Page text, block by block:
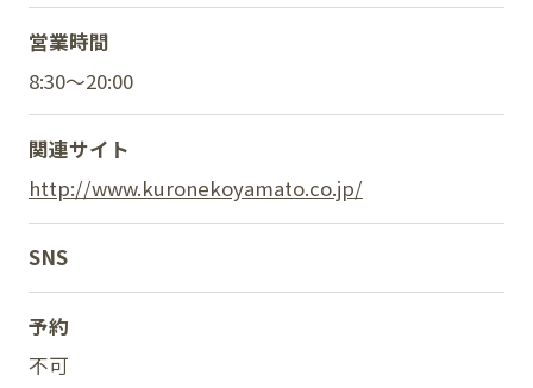
営業時間
8:30～20:00
関連サイト
http://www.kuronekoyamato.co.jp/
SNS
予約
不可